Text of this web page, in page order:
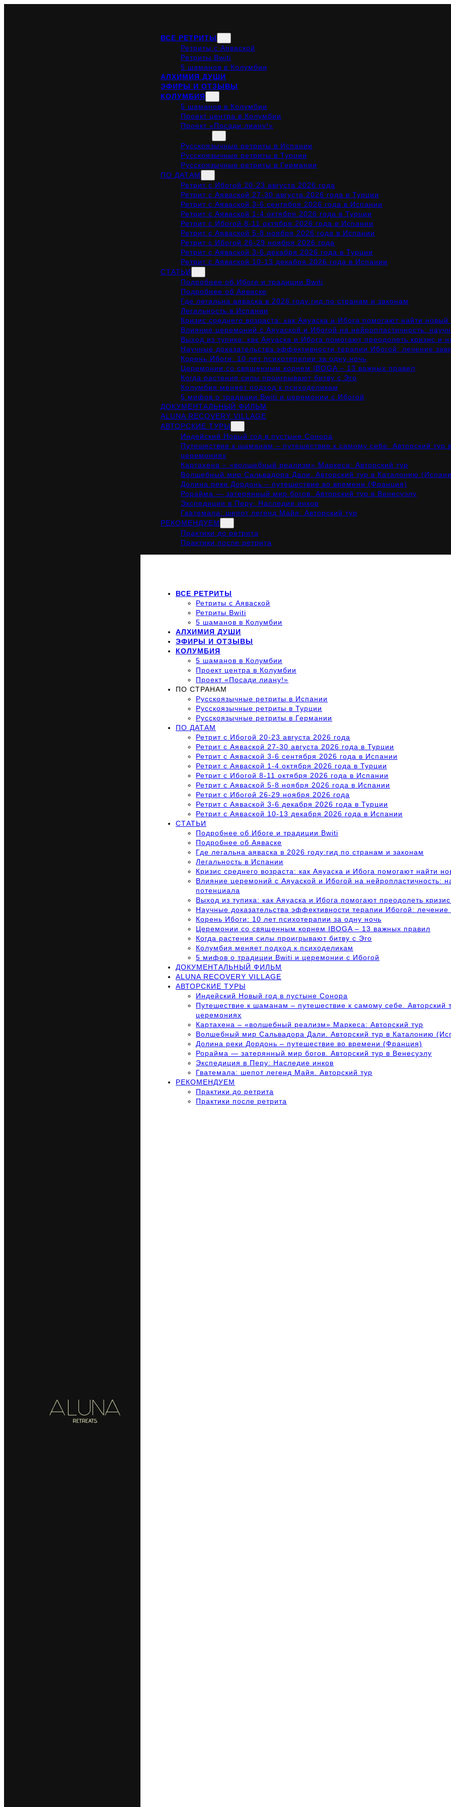
ВСЕ РЕТРИТЫ
Ретриты с Аяваской
Ретриты Bwiti
5 шаманов в Колумбии
АЛХИМИЯ ДУШИ
ЭФИРЫ И ОТЗЫВЫ
КОЛУМБИЯ
5 шаманов в Колумбии
Проект центра в Колумбии
Проект «Посади лиану!»
Русскоязычные ретриты в Испании
Русскоязычные ретриты в Турции
Русскоязычные ретриты в Германии
ПО ДАТАМ
Ретрит с Ибогой 20-23 августа 2026 года
Ретрит с Аяваской 27-30 августа 2026 года в Турции
Ретрит с Аяваской 3-6 сентября 2026 года в Испании
Ретрит с Аяваской 1-4 октября 2026 года в Турции
Ретрит с Ибогой 8-11 октября 2026 года в Испании
Ретрит с Аяваской 5-8 ноября 2026 года в Испании
Ретрит с Ибогой 26-29 ноября 2026 года
Ретрит с Аяваской 3-6 декабря 2026 года в Турции
Ретрит с Аяваской 10-13 декабря 2026 года в Испании
СТАТЬИ
Подробнее об Ибоге и традиции Bwiti
Подробнее об Аяваске
Где легальна аяваска в 2026 году:гид по странам и законам
Легальность в Испании
Кризис среднего возраста: как Аяуаска и Ибога помогают найти
Влияние церемоний с Аяуаской и Ибогой на нейропластичность:
Выход из тупика: как Аяуаска и Ибога помогают преодолеть кризис и
Научные доказательства эффективности терапии Ибогой: лечение
Корень Ибоги: 10 лет психотерапии за одну ночь
Церемонии со священным корнем IBOGA – 13 важных правил
Когда растения силы проигрывают битву с Эго
Колумбия меняет подход к психоделикам
5 мифов о традиции Bwiti и церемонии с Ибогой
ДОКУМЕНТАЛЬНЫЙ ФИЛЬМ
ALUNA RECOVERY VILLAGE
АВТОРСКИЕ ТУРЫ
Индейский Новый год в пустыне Сонора
Путешествие к шаманам – путешествие к самому себе. Авторский тур
церемониях
Картахена – «волшебный реализм» Маркеса: Авторский тур
Волшебный мир Сальвадора Дали. Авторский тур в Каталонию
Долина реки Дордонь – путешествие во времени (Франция)
Рорайма — затерянный мир богов. Авторский тур в Венесуэлу
Экспедиция в Перу: Наследие инков
Гватемала: шепот легенд Майя. Авторский тур
РЕКОМЕНДУЕМ
Практики до ретрита
Практики после ретрита
ВСЕ РЕТРИТЫ
Ретриты с Аяваской
Ретриты Bwiti
5 шаманов в Колумбии
АЛХИМИЯ ДУШИ
ЭФИРЫ И ОТЗЫВЫ
КОЛУМБИЯ
5 шаманов в Колумбии
Проект центра в Колумбии
Проект «Посади лиану!»
ПО СТРАНАМ
Русскоязычные ретриты в Испании
Русскоязычные ретриты в Турции
Русскоязычные ретриты в Германии
ПО ДАТАМ
Ретрит с Ибогой 20-23 августа 2026 года
Ретрит с Аяваской 27-30 августа 2026 года в Турции
Ретрит с Аяваской 3-6 сентября 2026 года в Испании
Ретрит с Аяваской 1-4 октября 2026 года в Турции
Ретрит с Ибогой 8-11 октября 2026 года в Испании
Ретрит с Аяваской 5-8 ноября 2026 года в Испании
Ретрит с Ибогой 26-29 ноября 2026 года
Ретрит с Аяваской 3-6 декабря 2026 года в Турции
Ретрит с Аяваской 10-13 декабря 2026 года в Испании
СТАТЬИ
Подробнее об Ибоге и традиции Bwiti
Подробнее об Аяваске
Где легальна аяваска в 2026 году:гид по странам и законам
Легальность в Испании
Кризис среднего возраста: как Аяуаска и Ибога помогают найти
Влияние церемоний с Аяуаской и Ибогой на нейропластичность:
потенциала
Выход из тупика: как Аяуаска и Ибога помогают преодолеть
Научные доказательства эффективности терапии Ибогой: лечение
Корень Ибоги: 10 лет психотерапии за одну ночь
Церемонии со священным корнем IBOGA – 13 важных правил
Когда растения силы проигрывают битву с Эго
Колумбия меняет подход к психоделикам
5 мифов о традиции Bwiti и церемонии с Ибогой
ДОКУМЕНТАЛЬНЫЙ ФИЛЬМ
ALUNA RECOVERY VILLAGE
АВТОРСКИЕ ТУРЫ
Индейский Новый год в пустыне Сонора
Путешествие к шаманам – путешествие к самому себе. Авторский
церемониях
Картахена – «волшебный реализм» Маркеса: Авторский тур
Волшебный мир Сальвадора Дали. Авторский тур в Каталонию
Долина реки Дордонь – путешествие во времени (Франция)
Рорайма — затерянный мир богов. Авторский тур в Венесуэлу
Экспедиция в Перу: Наследие инков
Гватемала: шепот легенд Майя. Авторский тур
РЕКОМЕНДУЕМ
Практики до ретрита
Практики после ретрита